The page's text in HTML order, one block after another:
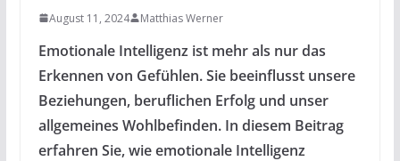
August 11, 2024 Matthias Werner
Emotionale Intelligenz ist mehr als nur das
Erkennen von Gefühlen. Sie beeinflusst unsere
Beziehungen, beruflichen Erfolg und unser
allgemeines Wohlbefinden. In diesem Beitrag
erfahren Sie, wie emotionale Intelligenz